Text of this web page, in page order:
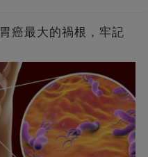
癌最大的禍根，牢記